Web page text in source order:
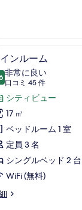
ィビュー | セーフテ
6 ンルーム
点中 8.6
非常に良い
口コミ 45 件
(口
コ
ミ
45
件)
シティビュー
17 ㎡
ベッドルーム 1 室
定員 3 名
シングルベッド 2 台
WiFi (無料)